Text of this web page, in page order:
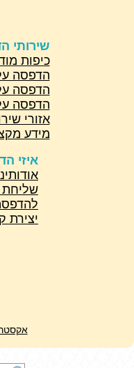
שירותי
כיפות
הדפסה
הדפסה
הדפסה
אזורי
מידע
איזי
שליחת
יצירת